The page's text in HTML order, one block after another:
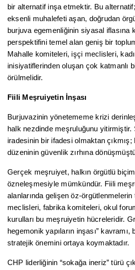
bir alternatif inşa etmektir. Bu
eksenli muhalefeti aşan, doğrudan
burjuva egemenliğinin siyasal iflasına
perspektifini temel alan geniş bir
Mahalle komiteleri, işçi meclisleri,
inisiyatiflerinden oluşan çok katmanlı
örülmelidir.
Fiili Meşruiyetin İnşası
Burjuvazinin yönetememe krizi
halk nezdinde meşruluğunu yitirmiştir.
iradesinin bir ifadesi olmaktan
düzeninin güvenlik zırhına
Gerçek meşruiyet, halkın örgütlü
özneleşmesiyle mümkündür. Fiili
alanlarında gelişen öz-örgütlenmelerin
meclisleri, fabrika komiteleri, okul
kurulları bu meşruiyetin hücreleridir.
hegemonik yapıların inşası”
stratejik önemini ortaya koymaktadır.
CHP liderliğinin “sokağa ineriz” türü